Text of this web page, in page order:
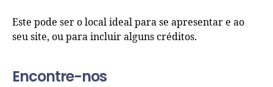
Este pode ser o local ideal para se apresentar e ao
seu site, ou para incluir alguns créditos.
Encontre-nos